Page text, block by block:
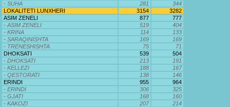
- SUHA
281
344
LOKALITETI LUNXHERI
3154
3282
ASIM ZENELI
877
777
- ASIM ZENELI
519
404
- KRINA
114
133
- SARAQINISHTA
169
169
- TRENESHISHTA
75
71
DHOKSATI
539
504
- DHOKSATI
213
191
- KELLEZI
188
167
- QESTORATI
138
146
ERINDI
955
964
- ERINDI
306
325
- GJATI
168
160
- KAKOZI
207
214